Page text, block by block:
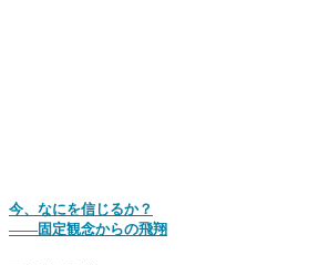
今、なにを信じるか？
――固定観念からの飛翔